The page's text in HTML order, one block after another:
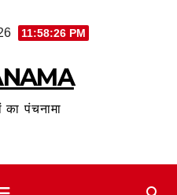
11:58:27 PM
का पंचनामा